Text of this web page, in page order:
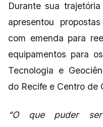
Durante sua
apresentou
com emenda para
equipamentos para
Tecnologia e
do Recife e Centro de
“O que puder